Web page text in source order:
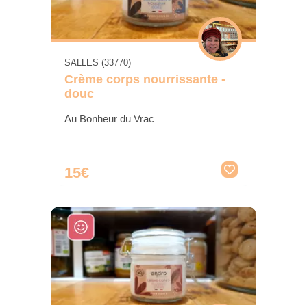
SALLES (33770)
Crème corps nourrissante -
douc
Au Bonheur du Vrac
15€